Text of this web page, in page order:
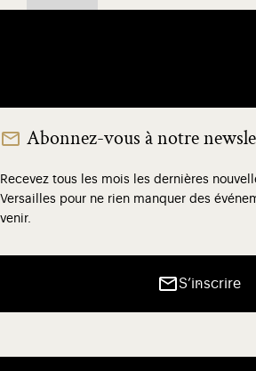
Abonnez-vous à notre
Recevez tous les mois les dernières
Versailles pour ne rien manquer des
venir.
S’inscrire